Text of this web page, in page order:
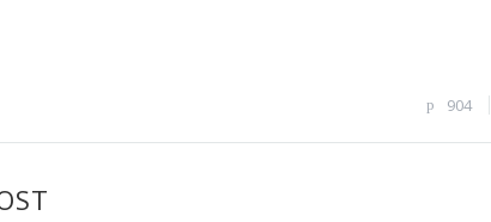
904